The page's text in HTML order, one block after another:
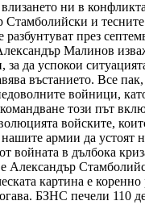
ни в
Стамболийски и
през
Малинов
за да успокои
въстанието. Все
войници,
този път
войските,
армии да устоят
войната в дълбока
Александър
картина е коренно
БЗНС печели 110